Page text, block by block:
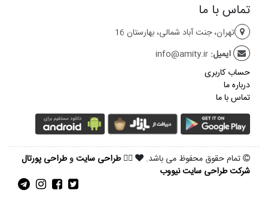
تماس با ما
تهران، جنت آباد شمالی، بهارستان 16
ایمیل: info@amity.ir
حساب کاربری
درباره ما
تماس با ما
تمام حقوق محفوظ می باشد. طراحی سایتوطراحی پورتال
شرکت طراحی سایت نیووب